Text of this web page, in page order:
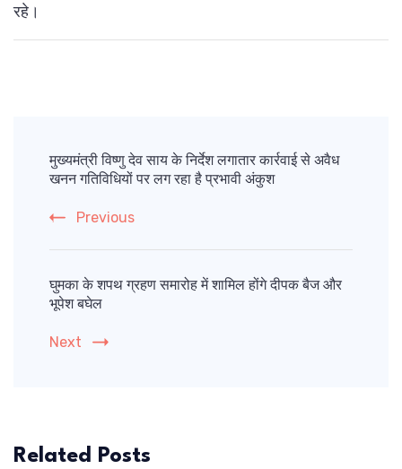
रहे।
Navigation
मुख्यमंत्री विष्णु देव साय के निर्देश लगातार कार्रवाई से अवैध
खनन गतिविधियों पर लग रहा है प्रभावी अंकुश
Previous
घुमका के शपथ ग्रहण समारोह में शामिल होंगे दीपक बैज और
भूपेश बघेल
Next
Related Posts